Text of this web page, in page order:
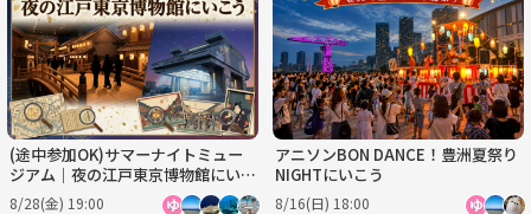
(途中参加OK)サマーナイトミュー
ジアム｜夜の江戸東京博物館にいこ
う【団体割引あり】
8/28(金) 19:00
アニソンBON DANCE！豊洲夏祭り
NIGHTにいこう
8/16(日) 18:00